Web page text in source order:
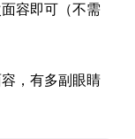
容即可（不需
，有多副眼睛